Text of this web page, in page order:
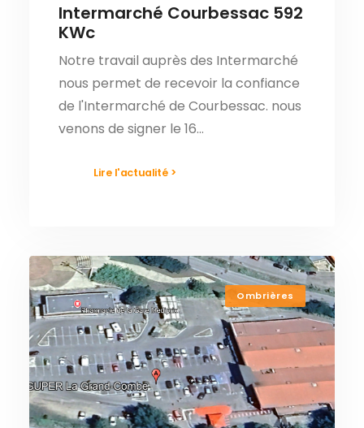
Intermarché Courbessac 592
KWc
Notre travail auprès des Intermarché
nous permet de recevoir la confiance
de l'Intermarché de Courbessac. nous
venons de signer le 16…
Lire l'actualité >
Ombrières